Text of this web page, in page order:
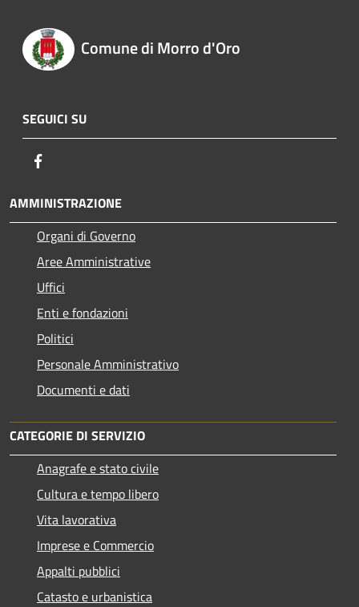
Comune di Morro d'Oro
SEGUICI SU
AMMINISTRAZIONE
Organi di Governo
Aree Amministrative
Uffici
Enti e fondazioni
Politici
Personale Amministrativo
Documenti e dati
CATEGORIE DI SERVIZIO
Anagrafe e stato civile
Cultura e tempo libero
Vita lavorativa
Imprese e Commercio
Appalti pubblici
Catasto e urbanistica